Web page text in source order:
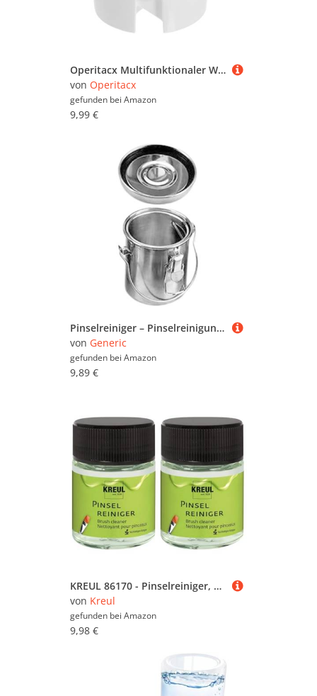
Operitacx Multifunktionaler Wasserbehälter Pinselreiniger und Farbpalette Tragbarer Pinselhalter für Schule und Malerei Leicht Platzsparend Wiederverwendbar für Künstler und Anfänger
von Operitacx
gefunden bei Amazon
9,99 €
Pinselreiniger – Pinselreinigungswerkzeug, Stabiler Pinselwascher | Pinselwascher, Künstlerpinselreiniger, Pinselreinigungsstation, poröser Reinigungsfilter, abnehmbar, einfache Wartung für Wasser,
von Generic
gefunden bei Amazon
9,89 €
KREUL 86170 - Pinselreiniger, 50 ml, biobasierter Pinselreiniger auf Zellulosebasis, geruchsarm, lösungsmittelfrei, biologisch abbaubar, reinigt schonend Pinsel & Malwerkzeuge (Packung mit 2)
von Kreul
gefunden bei Amazon
9,98 €